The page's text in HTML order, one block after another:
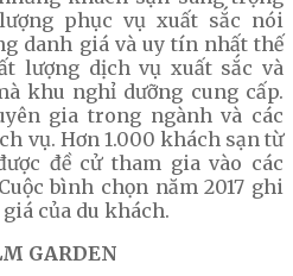
phục vụ xuất sắc nói
danh giá và uy tín nhất thế
lượng dịch vụ xuất sắc và
khu nghỉ dưỡng cung cấp.
gia trong ngành và các
vụ. Hơn 1.000 khách sạn từ
đề cử tham gia vào các
bình chọn năm 2017 ghi
của du khách.
GARDEN